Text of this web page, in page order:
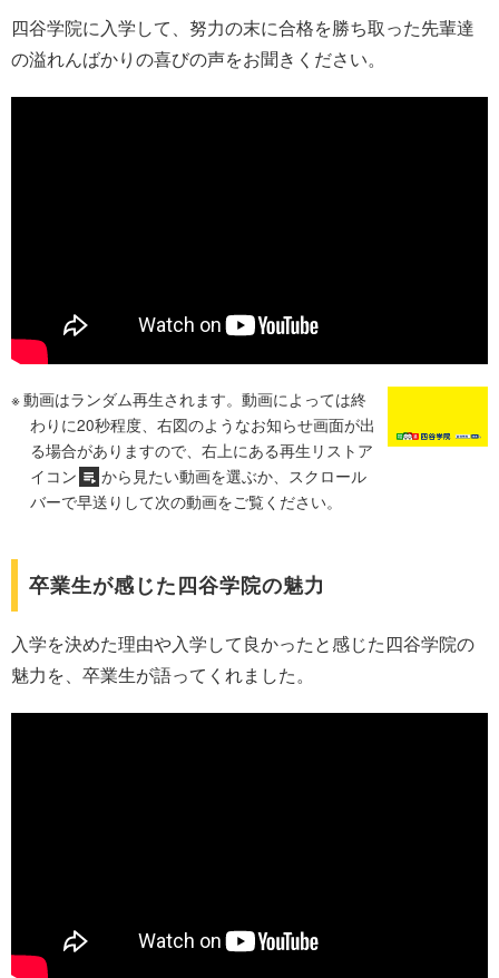
四谷学院に入学して、努力の末に合格を勝ち取った先輩達
の溢れんばかりの喜びの声をお聞きください。
動画はランダム再生されます。動画によっては終
わりに20秒程度、右図のようなお知らせ画面が出
る場合がありますので、右上にある再生リストア
イコン
から見たい動画を選ぶか、スクロール
バーで早送りして次の動画をご覧ください。
卒業生が感じた四谷学院の魅力
入学を決めた理由や入学して良かったと感じた四谷学院の
魅力を、卒業生が語ってくれました。